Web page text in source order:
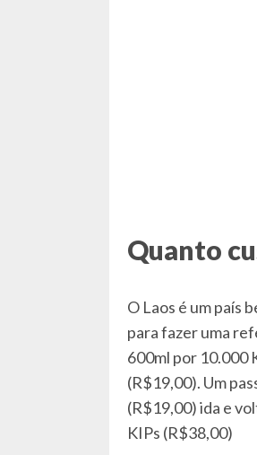
Quanto
O Laos é um país
para fazer uma
600ml por 10.000
(R$19,00). Um
(R$19,00) ida e
KIPs (R$38,00)